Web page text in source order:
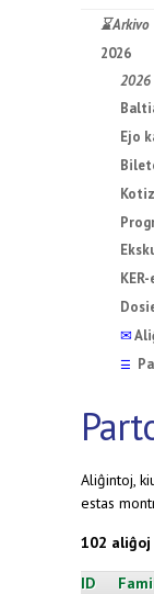
⌛ Arkivo
2026
2026
Ejo
✉
☰
Aliĝintoj,
estas
102 aliĝoj
ID